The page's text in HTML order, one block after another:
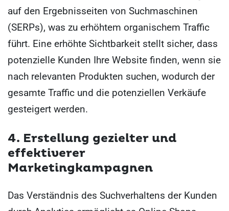
auf den Ergebnisseiten von Suchmaschinen
(SERPs), was zu erhöhtem organischem Traffic
führt. Eine erhöhte Sichtbarkeit stellt sicher, dass
potenzielle Kunden Ihre Website finden, wenn sie
nach relevanten Produkten suchen, wodurch der
gesamte Traffic und die potenziellen Verkäufe
gesteigert werden.
4. Erstellung gezielter und
effektiverer
Marketingkampagnen
Das Verständnis des Suchverhaltens der Kunden